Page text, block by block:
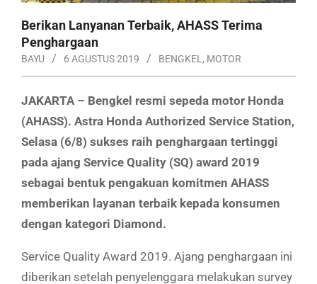
Berikan Lanyanan Terbaik, AHASS Terima
Penghargaan
BAYU 6 AGUSTUS 2019 BENGKEL , MOTOR
JAKARTA – Bengkel resmi sepeda motor Honda
(AHASS). Astra Honda Authorized Service Station,
Selasa (6/8) sukses raih penghargaan tertinggi
pada ajang Service Quality (SQ) award 2019
sebagai bentuk pengakuan komitmen AHASS
memberikan layanan terbaik kepada konsumen
dengan kategori Diamond.
Service Quality Award 2019. Ajang penghargaan ini
diberikan setelah penyelenggara melakukan survey